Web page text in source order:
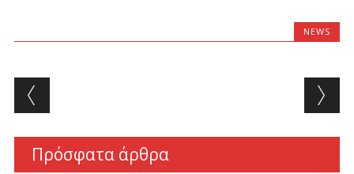
NEWS
Post navigation
Πρόσφατα άρθρα